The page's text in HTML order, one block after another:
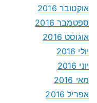
אוקטובר 2016
ספטמבר 2016
אוגוסט 2016
יולי 2016
יוני 2016
מאי 2016
אפריל 2016